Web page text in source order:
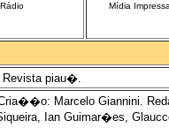
Rádio Mídia
Revista piau�.
Marcelo Giannini.
Ian Guimar�es,